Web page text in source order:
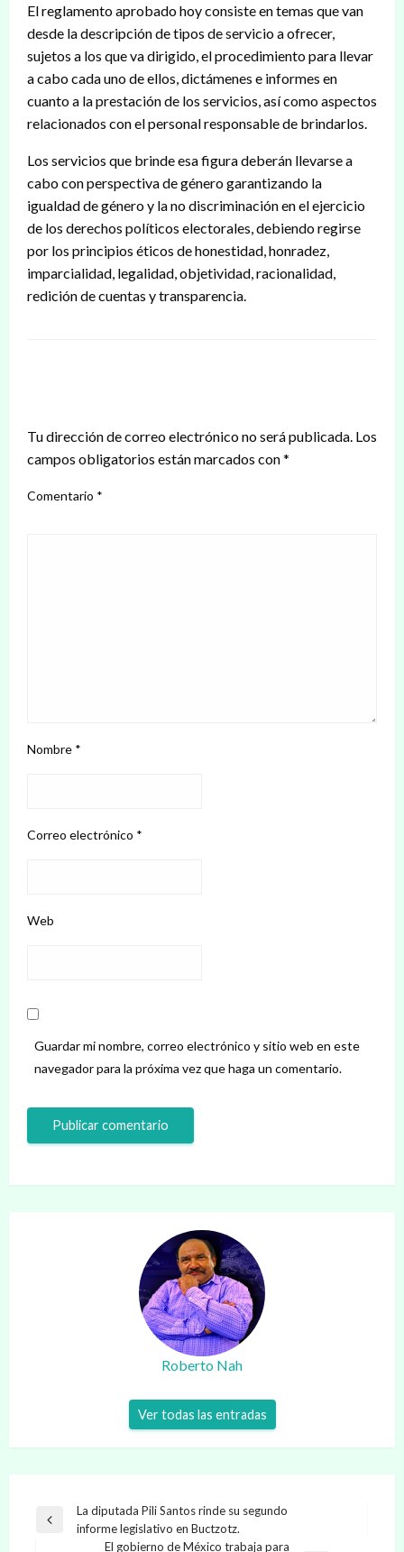
El reglamento aprobado hoy consiste en temas que van
desde la descripción de tipos de servicio a ofrecer,
sujetos a los que va dirigido, el procedimiento para llevar
a cabo cada uno de ellos, dictámenes e informes en
cuanto a la prestación de los servicios, así como aspectos
relacionados con el personal responsable de brindarlos.
Los servicios que brinde esa figura deberán llevarse a
cabo con perspectiva de género garantizando la
igualdad de género y la no discriminación en el ejercicio
de los derechos políticos electorales, debiendo regirse
por los principios éticos de honestidad, honradez,
imparcialidad, legalidad, objetividad, racionalidad,
redición de cuentas y transparencia.
Tu dirección de correo electrónico no será publicada. Los
campos obligatorios están marcados con*
Comentario *
Nombre *
Correo electrónico *
Web
Guardar mi nombre, correo electrónico y sitio web en este
navegador para la próxima vez que haga un comentario.
Roberto Nah
Ver todas las entradas
Navegación
Entrada
La diputada Pili Santos rinde su segundo
informe legislativo en Buctzotz.
El gobierno de México trabaja para